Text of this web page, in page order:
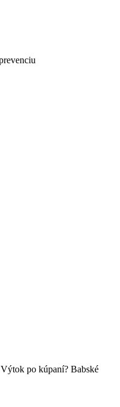
Výtok po kúpaní? Babské